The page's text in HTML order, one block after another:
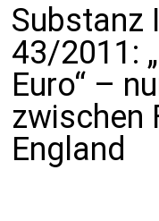
Substanz
43/2011:
Euro“ –
zwischen
England